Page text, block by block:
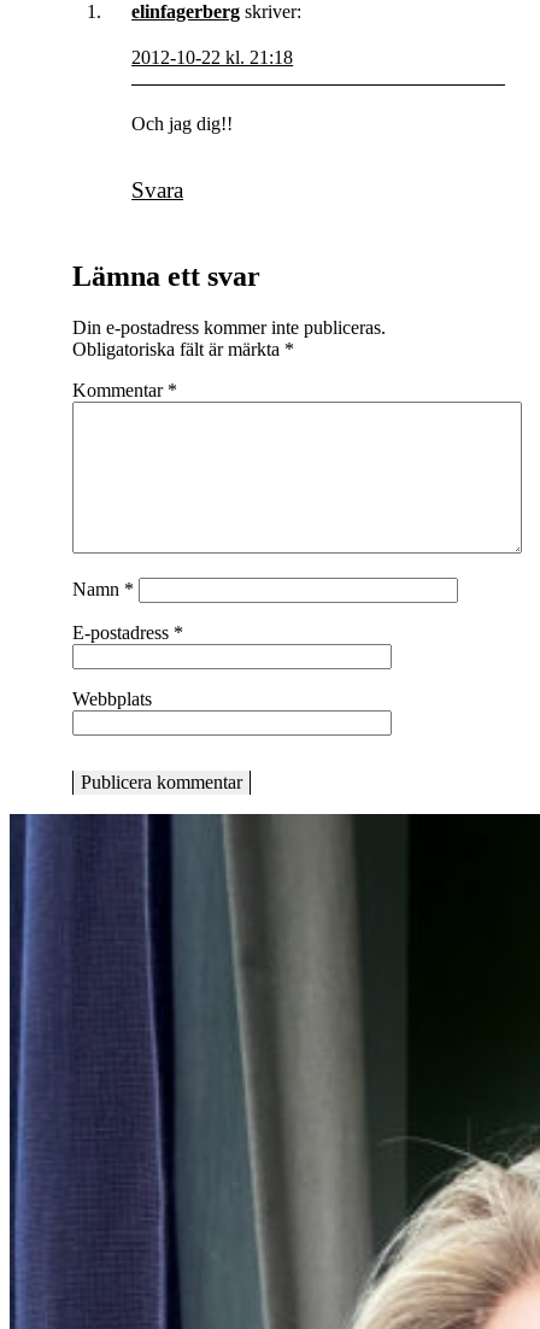
elinfagerberg skriver:
2012-10-22 kl. 21:18
Och jag dig!!
Svara
Lämna ett svar
Din e-postadress kommer inte publiceras.
Obligatoriska fält är märkta *
Kommentar *
Namn *
E-postadress *
Webbplats